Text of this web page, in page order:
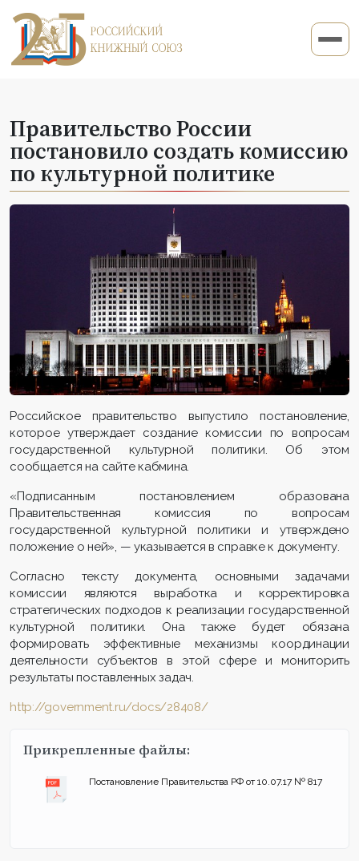
Правительство России
постановило создать комиссию
по культурной политике
Российское правительство выпустило постановление,
которое утверждает создание комиссии по вопросам
государственной культурной политики. Об этом
сообщается на сайте кабмина.
«Подписанным постановлением образована
Правительственная комиссия по вопросам
государственной культурной политики и утверждено
положение о ней», — указывается в справке к документу.
Согласно тексту документа, основными задачами
комиссии являются выработка и корректировка
стратегических подходов к реализации государственной
культурной политики. Она также будет обязана
формировать эффективные механизмы координации
деятельности субъектов в этой сфере и мониторить
результаты поставленных задач.
http://government.ru/docs/28408/
Прикрепленные файлы:
Постановление Правительства РФ от 10.07.17 № 817